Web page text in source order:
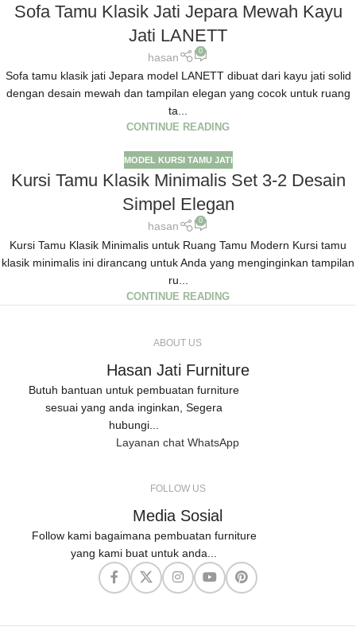
Sofa Tamu Klasik Jati Jepara Mewah Kayu
Jati LANETT
hasan 0
Sofa tamu klasik jati Jepara model LANETT dibuat dari kayu jati solid
dengan desain mewah dan tampilan elegan yang cocok untuk ruang
ta...
CONTINUE READING
MODEL KURSI TAMU JATI
Kursi Tamu Klasik Minimalis Set 3-2 Desain
Simpel Elegan
hasan 0
Kursi Tamu Klasik Minimalis untuk Ruang Tamu Modern Kursi tamu
klasik minimalis ini dirancang untuk Anda yang menginginkan tampilan
ru...
CONTINUE READING
ABOUT US
Hasan Jati Furniture
Butuh bantuan untuk pembuatan furniture
sesuai yang anda inginkan, Segera
hubungi...
Layanan chat WhatsApp
FOLLOW US
Media Sosial
Follow kami bagaimana pembuatan furniture
yang kami buat untuk anda...